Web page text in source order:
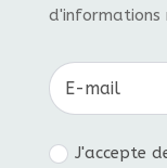
d'informations
J'accepte